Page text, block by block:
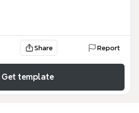
Share Report
Get template